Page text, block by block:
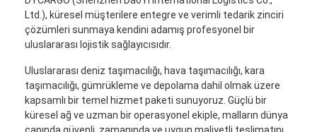
Demiryolu Taşımacılığı
Amazon'a Gönder
Kamyon Taşımacılığı
Depolama hizmeti
Ltd.), küresel müşterilere entegre ve verimli tedarik zinciri
çözümleri sunmaya kendini adamış profesyonel bir
uluslararası lojistik sağlayıcısıdır.
Uluslararası deniz taşımacılığı, hava taşımacılığı, kara
taşımacılığı, gümrükleme ve depolama dahil olmak üzere
kapsamlı bir temel hizmet paketi sunuyoruz. Güçlü bir
küresel ağ ve uzman bir operasyonel ekiple, malların dünya